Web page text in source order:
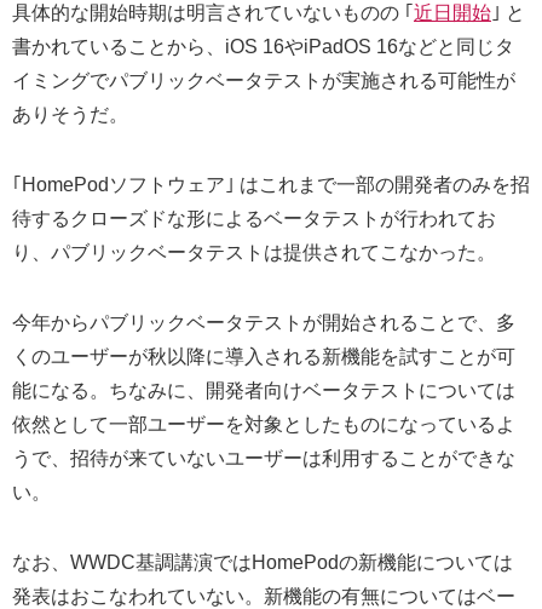
具体的な開始時期は明言されていないものの ｢ 近日開始 ｣ と
書かれていることから、iOS 16やiPadOS 16などと同じタ
イミングでパブリックベータテストが実施される可能性が
ありそうだ。
｢HomePodソフトウェア｣ はこれまで一部の開発者のみを招
待するクローズドな形によるベータテストが行われてお
り、パブリックベータテストは提供されてこなかった。
今年からパブリックベータテストが開始されることで、多
くのユーザーが秋以降に導入される新機能を試すことが可
能になる。ちなみに、開発者向けベータテストについては
依然として一部ユーザーを対象としたものになっているよ
うで、招待が来ていないユーザーは利用することができな
い。
なお、WWDC基調講演ではHomePodの新機能については
発表はおこなわれていない。新機能の有無についてはベー